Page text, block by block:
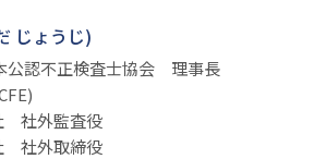
じょうじ)
公認不正検査士協会 理事長
社外監査役
社外取締役